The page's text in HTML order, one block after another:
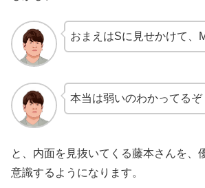
おまえはSに見せかけて、
本当は弱いのわかってるぞ
と、内面を見抜いてくる藤本さんを、
意識するようになります。